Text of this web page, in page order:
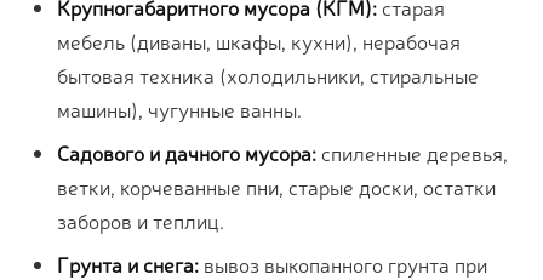
Крупногабаритного мусора (КГМ): старая
мебель (диваны, шкафы, кухни), нерабочая
бытовая техника (холодильники, стиральные
машины), чугунные ванны.
Садового и дачного мусора: спиленные деревья,
ветки, корчеванные пни, старые доски, остатки
заборов и теплиц.
Грунта и снега: вывоз выкопанного грунта при